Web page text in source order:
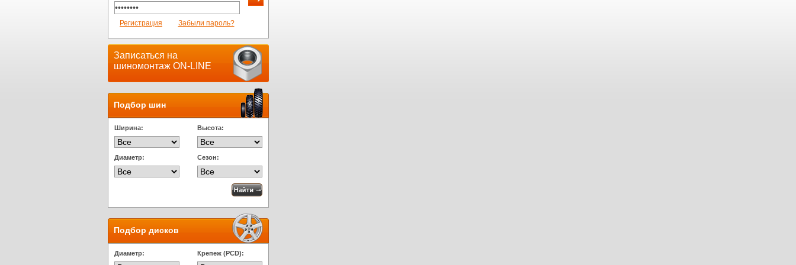
Регистрация Забыли пароль?
Записаться на
шиномонтаж ON-LINE
Подбор шин
Ширина: Высота:
Диаметр: Сезон:
Подбор дисков
Диаметр: Крепеж (PCD):